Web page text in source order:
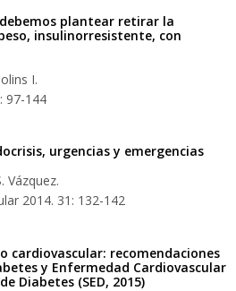
plantear retirar la
insulinorresistente, con
I.
97-144
urgencias y emergencias
Vázquez.
2014. 31: 132-142
cardiovascular: recomendaciones
y Enfermedad Cardiovascular
Diabetes (SED, 2015)